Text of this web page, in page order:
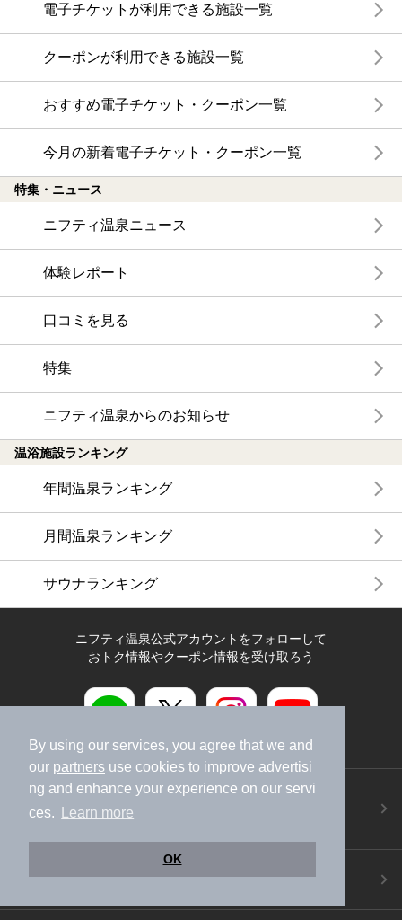
By using our services, you agree that we and
our partners use cookies to improve advertisi
ng and enhance your experience on our servi
ces.
Learn more
OK
電子チケットが利用できる施設一覧
クーポンが利用できる施設一覧
おすすめ電子チケット・クーポン一覧
今月の新着電子チケット・クーポン一覧
特集・ニュース
ニフティ温泉ニュース
体験レポート
口コミを見る
特集
ニフティ温泉からのお知らせ
温浴施設ランキング
年間温泉ランキング
月間温泉ランキング
サウナランキング
ニフティ温泉公式アカウントをフォローして
おトク情報やクーポン情報を受け取ろう
ニフティ温泉アプリ
地図から温泉検索！お得な限定クーポンも！
ご意見ご要望 ・お問い合わせ